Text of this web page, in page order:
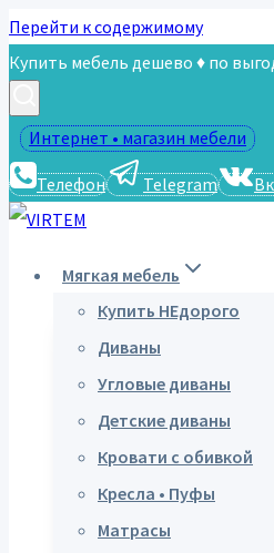
Перейти к содержимому
Купить мебель дешево ♦ по
Интернет • магазин мебели
Телефон Telegram
Мягкая мебель
Купить НЕдорого
Диваны
Угловые диваны
Детские диваны
Кровати с обивкой
Кресла • Пуфы
Матрасы